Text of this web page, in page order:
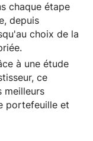
chaque étape
depuis
choix de la
à une étude
ce
meilleurs
portefeuille et